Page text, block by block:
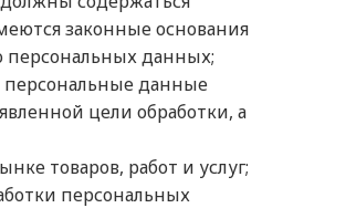
законные основания
персональных данных;
персональные данные
цели обработки, а
товаров, работ и услуг;
персональных